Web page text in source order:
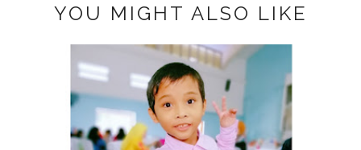
YOU MIGHT ALSO LIKE